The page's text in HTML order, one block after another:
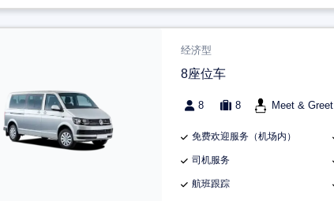
经济型
8座位车
8 8 Meet & Greet
免费欢迎服务（机场内）
司机服务
航班跟踪